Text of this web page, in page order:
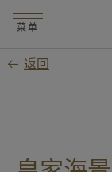
要
菜单
返回